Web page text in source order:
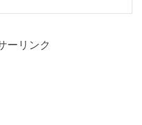
ーリンク